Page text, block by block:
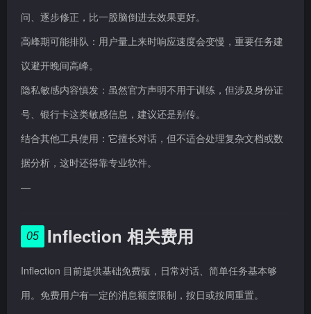
问、逐步修正，比一股脑倒进去效果更好。
高峰期可能排队：用户量上来时响应速度会变慢，重要任务建
议避开晚间高峰。
隐私敏感内容慎发：虽然官方声明不用于训练，但涉及身份证
号、银行卡这类敏感信息，建议还是别传。
结合其他工具使用：它擅长对话，但不适合处理复杂文档或数
据分析，这时还得靠专业软件。
—
05 Inflection 相关费用
Inflection 目前提供基础免费版，日常对话、简单任务基本够
用。免费用户有一定的消息额度限制，按日或按周重置。